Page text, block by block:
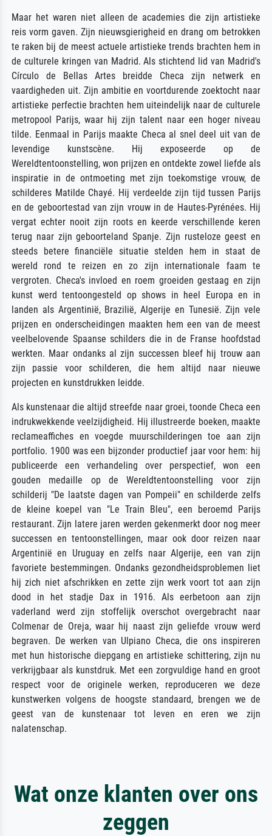
Maar het waren niet alleen de academies die zijn artistieke
reis vorm gaven. Zijn nieuwsgierigheid en drang om betrokken
te raken bij de meest actuele artistieke trends brachten hem in
de culturele kringen van Madrid. Als stichtend lid van Madrid's
Círculo de Bellas Artes breidde Checa zijn netwerk en
vaardigheden uit. Zijn ambitie en voortdurende zoektocht naar
artistieke perfectie brachten hem uiteindelijk naar de culturele
metropool Parijs, waar hij zijn talent naar een hoger niveau
tilde. Eenmaal in Parijs maakte Checa al snel deel uit van de
levendige kunstscène. Hij exposeerde op de
Wereldtentoonstelling, won prijzen en ontdekte zowel liefde als
inspiratie in de ontmoeting met zijn toekomstige vrouw, de
schilderes Matilde Chayé. Hij verdeelde zijn tijd tussen Parijs
en de geboortestad van zijn vrouw in de Hautes-Pyrénées. Hij
vergat echter nooit zijn roots en keerde verschillende keren
terug naar zijn geboorteland Spanje. Zijn rusteloze geest en
steeds betere financiële situatie stelden hem in staat de
wereld rond te reizen en zo zijn internationale faam te
vergroten. Checa's invloed en roem groeiden gestaag en zijn
kunst werd tentoongesteld op shows in heel Europa en in
landen als Argentinië, Brazilië, Algerije en Tunesië. Zijn vele
prijzen en onderscheidingen maakten hem een van de meest
veelbelovende Spaanse schilders die in de Franse hoofdstad
werkten. Maar ondanks al zijn successen bleef hij trouw aan
zijn passie voor schilderen, die hem altijd naar nieuwe
projecten en kunstdrukken leidde.
Als kunstenaar die altijd streefde naar groei, toonde Checa een
indrukwekkende veelzijdigheid. Hij illustreerde boeken, maakte
reclameaffiches en voegde muurschilderingen toe aan zijn
portfolio. 1900 was een bijzonder productief jaar voor hem: hij
publiceerde een verhandeling over perspectief, won een
gouden medaille op de Wereldtentoonstelling voor zijn
schilderij "De laatste dagen van Pompeii" en schilderde zelfs
de kleine koepel van "Le Train Bleu", een beroemd Parijs
restaurant. Zijn latere jaren werden gekenmerkt door nog meer
successen en tentoonstellingen, maar ook door reizen naar
Argentinië en Uruguay en zelfs naar Algerije, een van zijn
favoriete bestemmingen. Ondanks gezondheidsproblemen liet
hij zich niet afschrikken en zette zijn werk voort tot aan zijn
dood in het stadje Dax in 1916. Als eerbetoon aan zijn
vaderland werd zijn stoffelijk overschot overgebracht naar
Colmenar de Oreja, waar hij naast zijn geliefde vrouw werd
begraven. De werken van Ulpiano Checa, die ons inspireren
met hun historische diepgang en artistieke schittering, zijn nu
verkrijgbaar als kunstdruk. Met een zorgvuldige hand en groot
respect voor de originele werken, reproduceren we deze
kunstwerken volgens de hoogste standaard, brengen we de
geest van de kunstenaar tot leven en eren we zijn
nalatenschap.
Wat onze klanten over ons
zeggen